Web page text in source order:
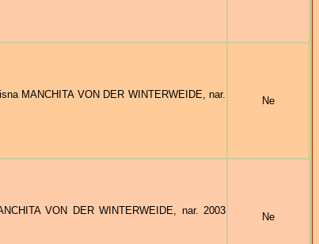
MANCHITA VON DER WINTERWEIDE, nar.
Ne
VON DER WINTERWEIDE, nar. 2003
Ne